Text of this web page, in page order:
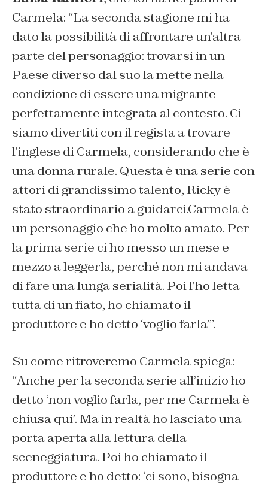
Carmela: “La seconda stagione mi ha
dato la possibilità di affrontare un’altra
parte del personaggio: trovarsi in un
Paese diverso dal suo la mette nella
condizione di essere una migrante
perfettamente integrata al contesto. Ci
siamo divertiti con il regista a trovare
l’inglese di Carmela, considerando che è
una donna rurale. Questa è una serie con
attori di grandissimo talento, Ricky è
stato straordinario a guidarci.Carmela è
un personaggio che ho molto amato. Per
la prima serie ci ho messo un mese e
mezzo a leggerla, perché non mi andava
di fare una lunga serialità. Poi l’ho letta
tutta di un fiato, ho chiamato il
produttore e ho detto ‘voglio farla’”.
Su come ritroveremo Carmela spiega:
“Anche per la seconda serie all’inizio ho
detto ‘non voglio farla, per me Carmela è
chiusa qui’. Ma in realtà ho lasciato una
porta aperta alla lettura della
sceneggiatura. Poi ho chiamato il
produttore e ho detto: ‘ci sono, bisogna